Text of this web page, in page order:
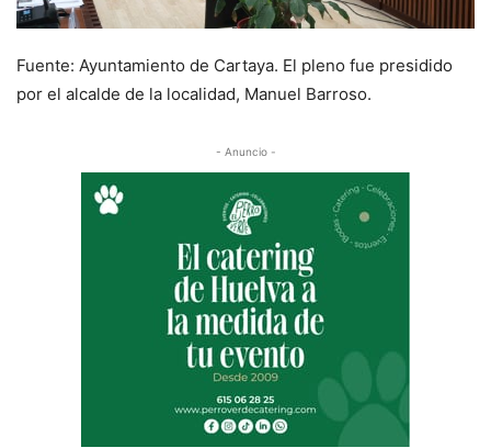
Fuente: Ayuntamiento de Cartaya. El pleno fue presidido
por el alcalde de la localidad, Manuel Barroso.
- Anuncio -